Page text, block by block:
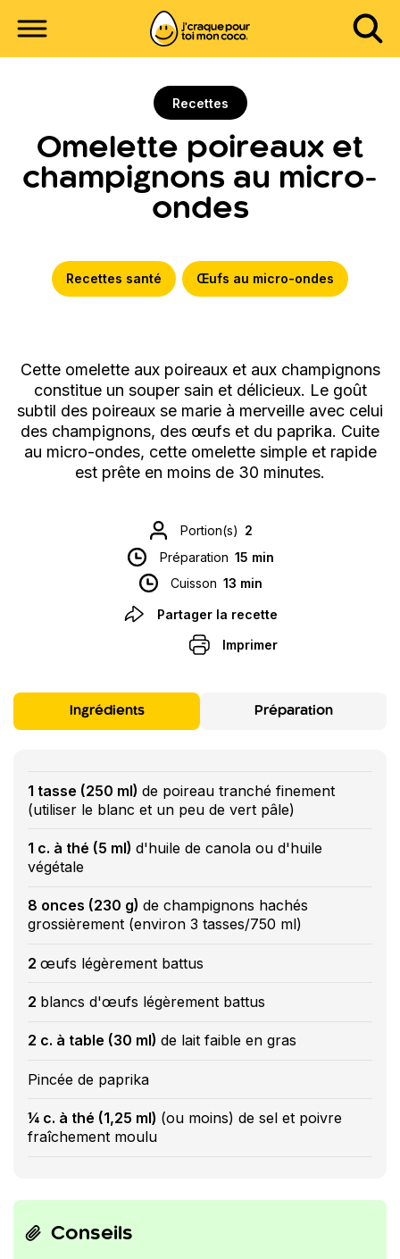
Recettes
Omelette poireaux et
champignons au micro-
ondes
Recettes santé Œufs au micro-ondes
Cette omelette aux poireaux et aux champignons
constitue un souper sain et délicieux. Le goût
subtil des poireaux se marie à merveille avec celui
des champignons, des œufs et du paprika. Cuite
au micro-ondes, cette omelette simple et rapide
est prête en moins de 30 minutes.
Portion(s) 2
Préparation 15 min
Cuisson 13 min
Partager la recette
Imprimer
Ingrédients Préparation
1 tasse (250 ml) de poireau tranché finement
(utiliser le blanc et un peu de vert pâle)
1 c. à thé (5 ml) d'huile de canola ou d'huile
végétale
8 onces (230 g) de champignons hachés
grossièrement (environ 3 tasses/750 ml)
2 œufs légèrement battus
2 blancs d'œufs légèrement battus
2 c. à table (30 ml) de lait faible en gras
Pincée de paprika
¼ c. à thé (1,25 ml) (ou moins) de sel et poivre
fraîchement moulu
Conseils